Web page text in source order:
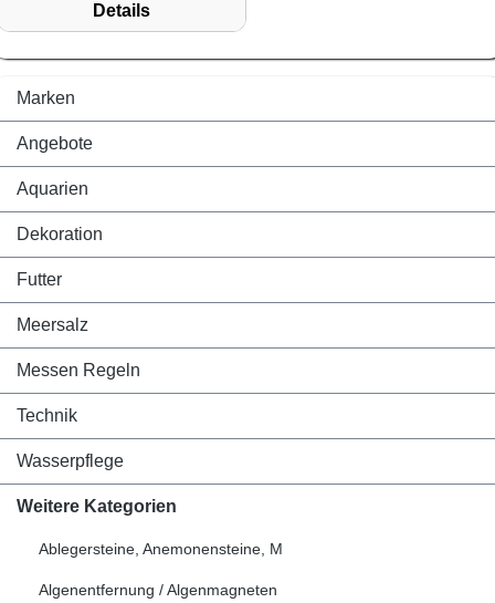
Details
Marken
Angebote
Aquarien
Dekoration
Futter
Meersalz
Messen Regeln
Technik
Wasserpflege
Weitere Kategorien
Ablegersteine, Anemonensteine, M
Algenentfernung / Algenmagneten